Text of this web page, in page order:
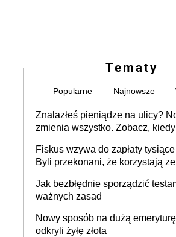
Tematy
Popularne Najnowsze
Znalazłeś pieniądze na ulicy?
zmienia wszystko. Zobacz,
Fiskus wzywa do zapłaty
Byli przekonani, że korzystają
Jak bezbłędnie sporządzić
ważnych zasad
Nowy sposób na dużą
odkryli żyłę złota